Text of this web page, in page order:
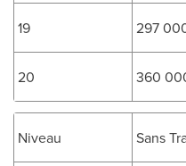
19 297
20 360
Niveau Sans